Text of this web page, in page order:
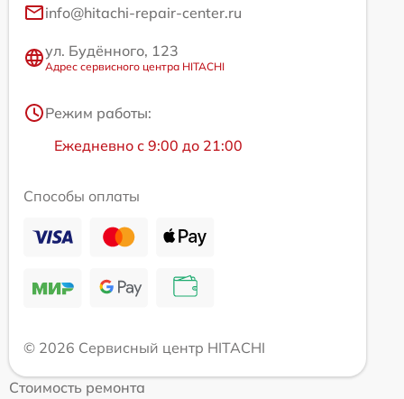
info@hitachi-repair-center.ru
ул. Будённого, 123
Адрес сервисного центра HITACHI
Режим работы:
Ежедневно с 9:00 до 21:00
Способы оплаты
© 2026 Сервисный центр HITACHI
Стоимость ремонта